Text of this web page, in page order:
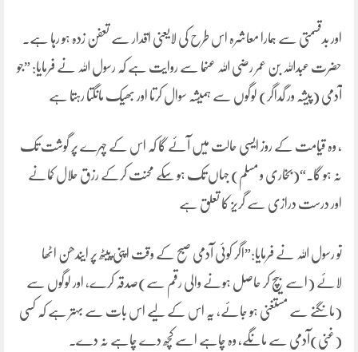
اور بدقسمتی سے ہمارا معاشرہ اس طرح کی لایعنی اقدار سے تعفن زدہ ہو رہا ہے۔
حضرت عبداللہ بن عمر رضی اللہ عنہما سے روایت ہے کہ رسول اللہ نے فرمایا: ”جو
آدمی (پیشہ ور گداگر) لوگوں سے ہمیشہ سوال کرتا اور بھیک مانگتا رہتا ہے
، وہ قیامت کے روز ایسی حالت میں آئے گا کہ اس کے چہرے پر گوشت تک
نہ ہو گا۔“(بخاری و مسلم) جہاں تک ہو سکے محنت کرکے رزق حلال کمانے
اور درست درازی سے گریز کا تعلق ہے
تو رسول اللہ نے فرمایا:”اگر کوئی آدمی صبح کے وقت اپنی پیٹھ پر ایندھن اٹھا
لائے (اسے بیچ کر حاصل ہونے والی رقم سے)صدقہ کرے، اور لوگوں سے
(مانگنے سے مستغنی ہو جائے، یہ اس کے لیے اس بات سے بہتر ہے کہ کسی
(غنی)آدمی سے مانگے، وہ چاہے اسے کچھ دے چاہے نہ دے۔